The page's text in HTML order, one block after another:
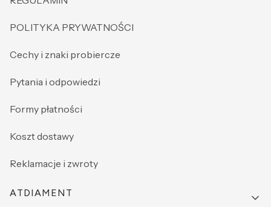
POLITYKA PRYWATNOŚCI
Cechy i znaki probiercze
Pytania i odpowiedzi
Formy płatności
Koszt dostawy
Reklamacje i zwroty
ATDIAMENT